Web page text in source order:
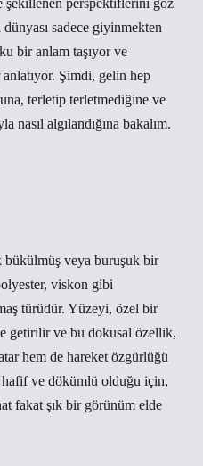
şekillenen perspektiflerini göz
sadece giyinmekten
bir anlam taşıyor ve
Şimdi, gelin hep
terletip terletmediğine ve
nasıl algılandığına bakalım.
bükülmüş veya buruşuk bir
viskon gibi
türüdür. Yüzeyi, özel bir
getirilir ve bu dokusal özellik,
hem de hareket özgürlüğü
ve dökümlü olduğu için,
fakat şık bir görünüm elde